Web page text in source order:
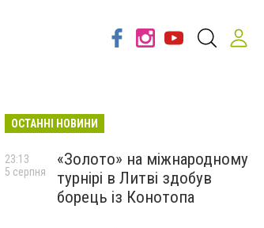
ОСТАННІ НОВИНИ
«Золото» на міжнародному
турнірі в Литві здобув
борець із Конотопа
23:13
5 серпня